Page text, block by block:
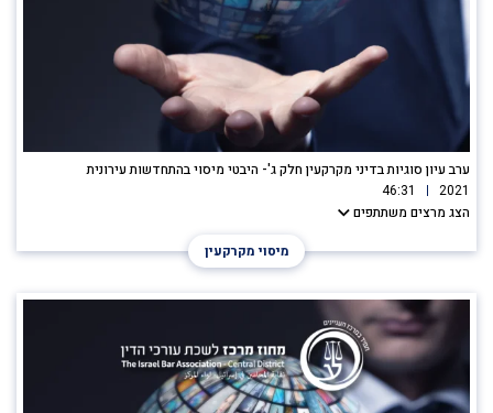
ערב עיון סוגיות בדיני מקרקעין חלק ג'- היבטי מיסוי בהתחדשות עירונית
2021
46:31
הצג מרצים משתתפים
מיסוי מקרקעין